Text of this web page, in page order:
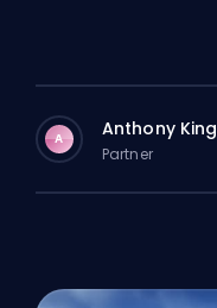
A Anthony King
Partner